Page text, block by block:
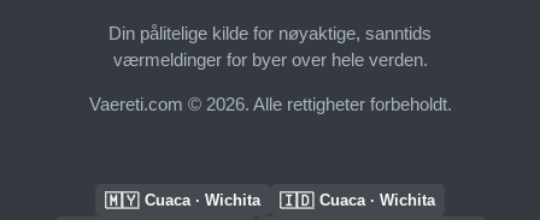
Din pålitelige kilde for nøyaktige, sanntids
værmeldinger for byer over hele verden.
Vaereti.com © 2026. Alle rettigheter forbeholdt.
🇲🇾 Cuaca · Wichita 🇮🇩 Cuaca · Wichita